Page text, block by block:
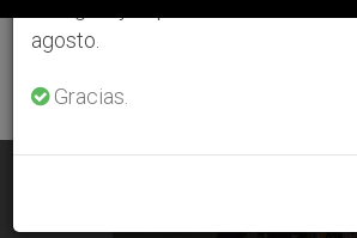
ÚLTIMAS NOTICIAS
Bioética: Cuidados paliativos y Ley de
agosto.
Gracias.